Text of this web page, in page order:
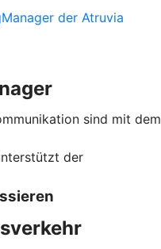
der Atruvia
sind mit dem
der